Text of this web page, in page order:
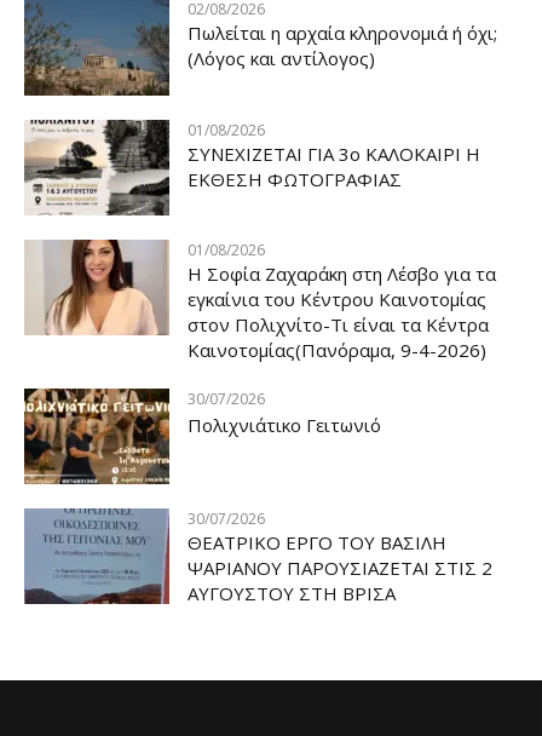
02/08/2026
Πωλείται η αρχαία κληρονομιά ή όχι;
(Λόγος και αντίλογος)
01/08/2026
ΣΥΝΕΧΙΖΕΤΑΙ ΓΙΑ 3ο ΚΑΛΟΚΑΙΡΙ Η
ΕΚΘΕΣΗ ΦΩΤΟΓΡΑΦΙΑΣ
01/08/2026
Η Σοφία Ζαχαράκη στη Λέσβο για τα
εγκαίνια του Κέντρου Καινοτομίας
στον Πολιχνίτο-Τι είναι τα Κέντρα
Καινοτομίας(Πανόραμα, 9-4-2026)
30/07/2026
Πολιχνιάτικο Γειτωνιό
30/07/2026
ΘΕΑΤΡΙΚΟ ΕΡΓΟ ΤΟΥ ΒΑΣΙΛΗ
ΨΑΡΙΑΝΟΥ ΠΑΡΟΥΣΙΑΖΕΤΑΙ ΣΤΙΣ 2
ΑΥΓΟΥΣΤΟΥ ΣΤΗ ΒΡΙΣΑ